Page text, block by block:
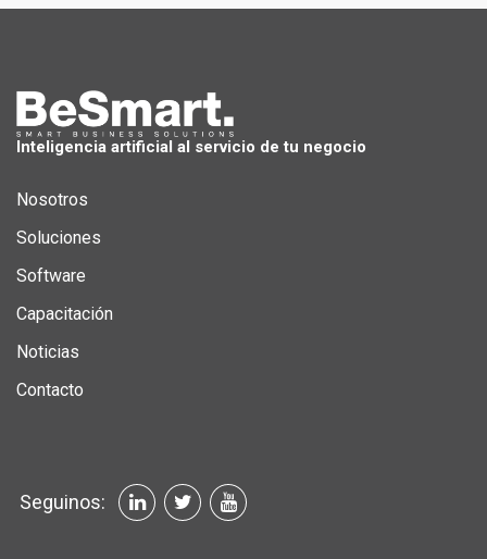
Inteligencia artificial al servicio de tu negocio
Nosotros
Soluciones
Software
Capacitación
Noticias
Contacto
Seguinos: